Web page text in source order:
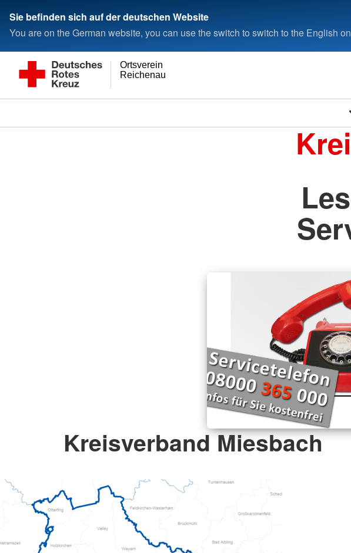
Sie befinden sich auf der deutschen Website
You are on the German website, you can use the switch to switch to the English
Reichenau
Ortsverein
Kreisverband Miesbach